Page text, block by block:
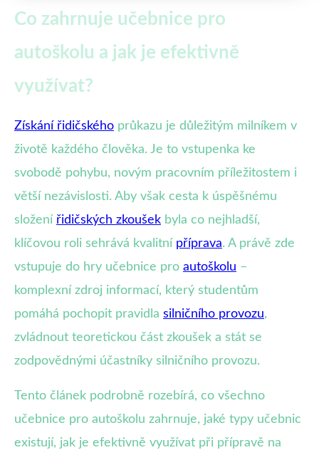
Co zahrnuje učebnice pro
autoškolu a jak je efektivně
využívat?
Získání řidičského průkazu je důležitým milníkem v
životě každého člověka. Je to vstupenka ke
svobodě pohybu, novým pracovním příležitostem i
větší nezávislosti. Aby však cesta k úspěšnému
složení řidičských zkoušek byla co nejhladší,
klíčovou roli sehrává kvalitní příprava. A právě zde
vstupuje do hry učebnice pro autoškolu –
komplexní zdroj informací, který studentům
pomáhá pochopit pravidla silničního provozu,
zvládnout teoretickou část zkoušek a stát se
zodpovědnými účastníky silničního provozu.
Tento článek podrobně rozebírá, co všechno
učebnice pro autoškolu zahrnuje, jaké typy učebnic
existují, jak je efektivně využívat při přípravě na